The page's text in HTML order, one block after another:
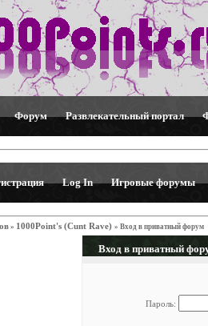
Форум Развлекательный портал
Log In Игровые форумы
» 1000Point's (Cunt Rave) » Вход в приватный форум
Вход в приватный
Пароль: